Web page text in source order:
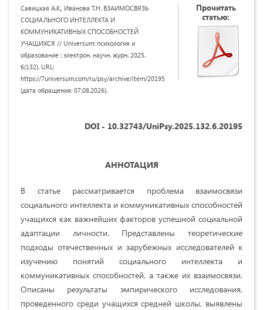
Савицкая А.К., Иванова Т.Н. ВЗАИМОСВЯЗЬ
СОЦИАЛЬНОГО ИНТЕЛЛЕКТА И
КОММУНИКАТИВНЫХ СПОСОБНОСТЕЙ
УЧАЩИХСЯ // Universum: психология и
образование : электрон. научн. журн. 2025.
6(132). URL:
https://7universum.com/ru/psy/archive/item/20195
(дата обращения: 07.08.2026).
Прочитать
статью:
DOI - 10.32743/UniPsy.2025.132.6.20195
АННОТАЦИЯ
В статье рассматривается проблема взаимосвязи
социального интеллекта и коммуникативных способностей
учащихся как важнейших факторов успешной социальной
адаптации личности. Представлены теоретические
подходы отечественных и зарубежных исследователей к
изучению понятий социального интеллекта и
коммуникативных способностей, а также их взаимосвязи.
Описаны результаты эмпирического исследования,
проведенного среди учащихся средней школы, выявлены